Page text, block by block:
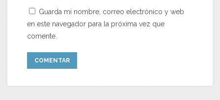
Guarda mi nombre, correo electrónico y web
en este navegador para la próxima vez que
comente.